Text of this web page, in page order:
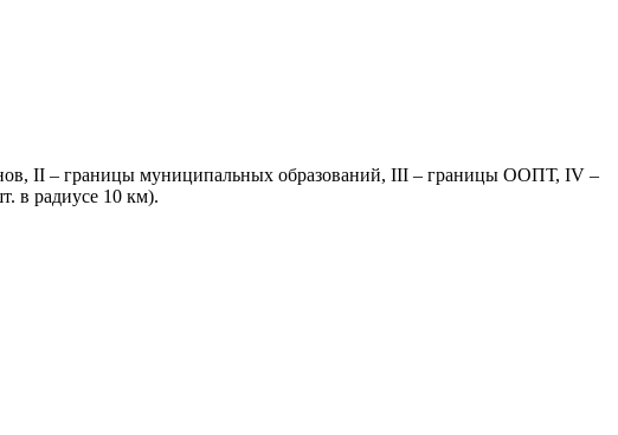
II – границы муниципальных образований, III – границы ООПТ, IV –
в радиусе 10 км).